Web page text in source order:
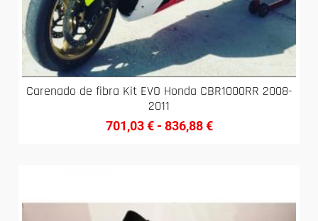
Carenado de fibra Kit EVO Honda CBR1000RR 2008-
2011
701,03€ - 836,88€